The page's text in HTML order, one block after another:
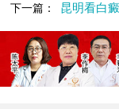
下一篇：
昆明看白癜